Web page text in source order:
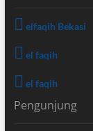
elfaqih Bekasi
el faqih
el faqih
Pengunjung